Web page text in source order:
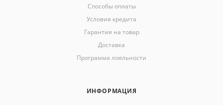
Способы оплаты
Условия кредита
Гарантия на товар
Доставка
Программа лояльности
ИНФОРМАЦИЯ